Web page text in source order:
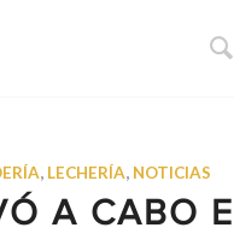
, LECHERÍA, NOTICIAS
A CABO